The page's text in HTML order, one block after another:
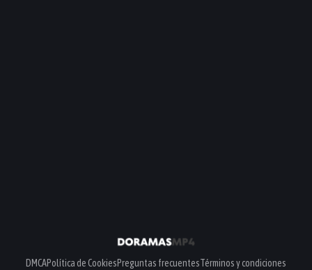
DMCAPolítica de CookiesPreguntas frecuentesTérminos y condiciones